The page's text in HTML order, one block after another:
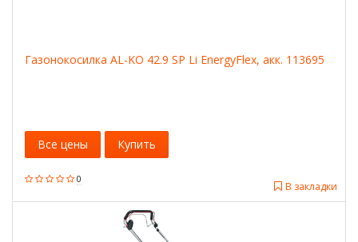
Газонокосилка AL-KO 42.9 SP Li EnergyFlex, акк. 113695
0
В закладки
Все цены Купить